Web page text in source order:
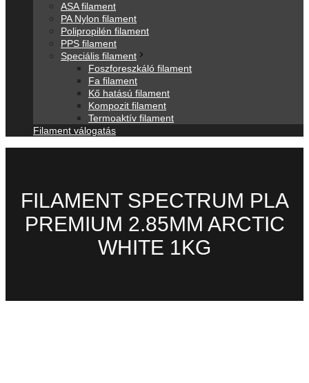
ASA filament
PA Nylon filament
Polipropilén filament
PPS filament
Speciális filament
Foszforeszkáló filament
Fa filament
Kő hatású filament
Kompozit filament
Termoaktív filament
Filament válogatás
FILAMENT SPECTRUM PLA
PREMIUM 2.85MM ARCTIC
WHITE 1KG